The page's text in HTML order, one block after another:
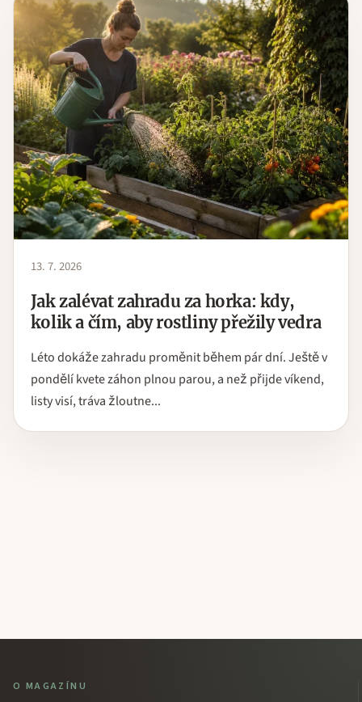
13. 7. 2026
Jak zalévat zahradu za horka: kdy,
kolik a čím, aby rostliny přežily vedra
Léto dokáže zahradu proměnit během pár dní. Ještě v
pondělí kvete záhon plnou parou, a než přijde víkend,
listy visí, tráva žloutne...
O MAGAZÍNU